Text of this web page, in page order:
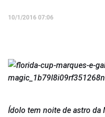
10/1/2016 07:06
Ídolo tem noite de astro da